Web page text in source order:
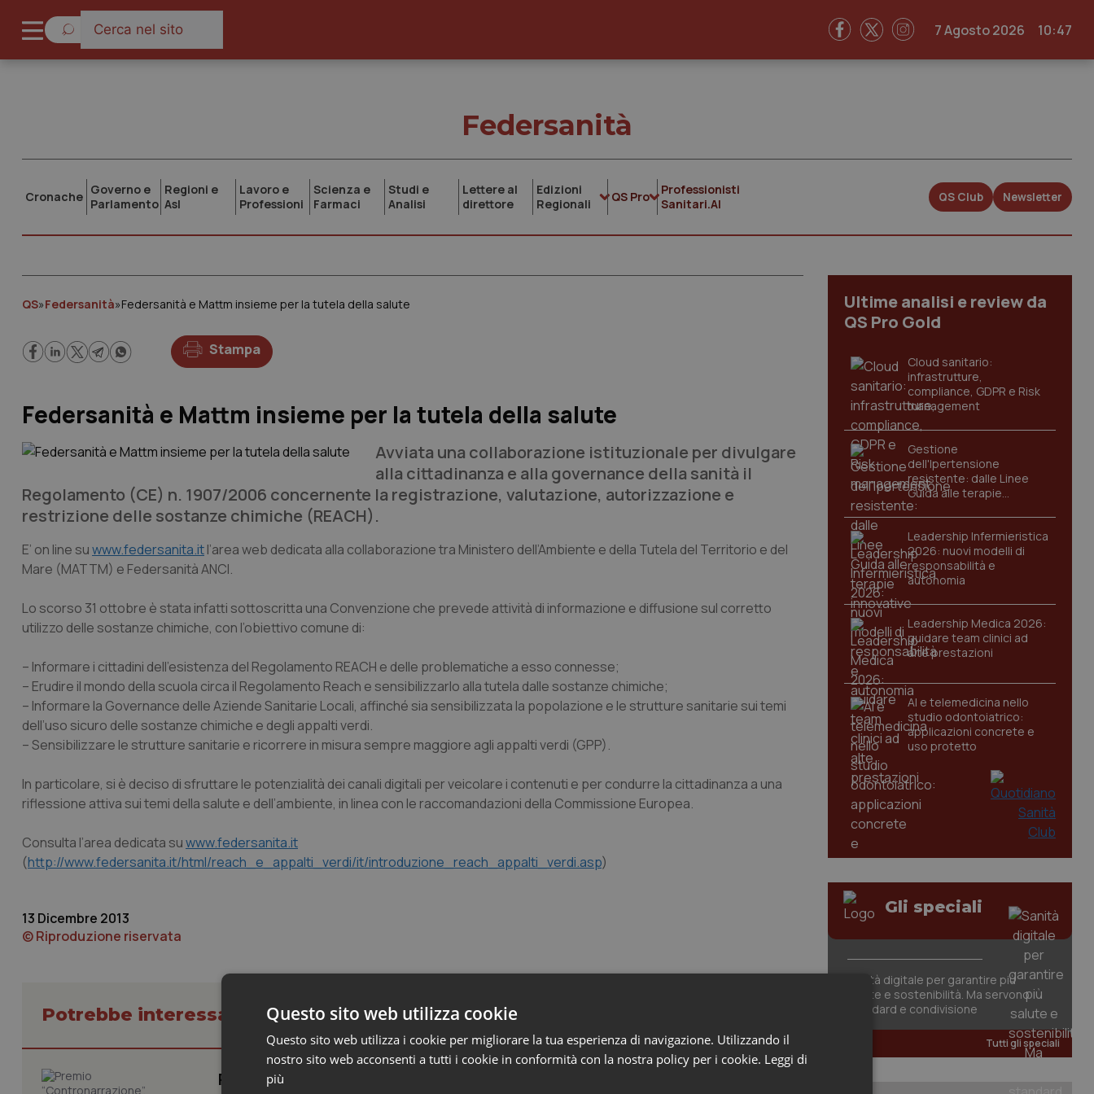
7 Agosto 2026 10:47
Federsanità
Cronache Governo e
Parlamento
Regioni e
Asl
Lavoro e
Professioni
Scienza e
Farmaci
Studi e
Analisi
Lettere al
direttore
Edizioni
Regionali
QS Pro
Professionisti
Sanitari.AI
QS Club Newsletter
QS»Federsanità»Federsanità e Mattm insieme per la tutela della salute
Stampa
Federsanità e Mattm insieme per la tutela della salute
Avviata una collaborazione istituzionale per divulgare
alla cittadinanza e alla governance della sanità il
Regolamento (CE) n. 1907/2006 concernente la registrazione, valutazione, autorizzazione e
restrizione delle sostanze chimiche (REACH).
E’ on line suwww.federsanita.itl’area web dedicata alla collaborazione tra Ministero dell’Ambiente e della Tutela del Territorio e del
Mare (MATTM) e Federsanità ANCI.
Lo scorso 31 ottobre è stata infatti sottoscritta una Convenzione che prevede attività di informazione e diffusione sul corretto
utilizzo delle sostanze chimiche, con l’obiettivo comune di:
– Informare i cittadini dell’esistenza del Regolamento REACH e delle problematiche a esso connesse;
– Erudire il mondo della scuola circa il Regolamento Reach e sensibilizzarlo alla tutela dalle sostanze chimiche;
– Informare la Governance delle Aziende Sanitarie Locali, affinché sia sensibilizzata la popolazione e le strutture sanitarie sui temi
dell’uso sicuro delle sostanze chimiche e degli appalti verdi.
– Sensibilizzare le strutture sanitarie e ricorrere in misura sempre maggiore agli appalti verdi (GPP).
In particolare, si è deciso di sfruttare le potenzialità dei canali digitali per veicolare i contenuti e per condurre la cittadinanza a una
riflessione attiva sui temi della salute e dell’ambiente, in linea con le raccomandazioni della Commissione Europea.
Consulta l’area dedicata suwww.federsanita.it
(http://www.federsanita.it/html/reach_e_appalti_verdi/it/introduzione_reach_appalti_verdi.asp)
13 Dicembre 2013
© Riproduzione riservata
Potrebbe interessarti in Federsanità
Premio “Contronarrazione”. Federsanità lancia la prima edizione
Ultime analisi e review da
QS Pro Gold
Cloud sanitario:
infrastrutture,
compliance, GDPR e Risk
management
Gestione
dell'Ipertensione
resistente: dalle Linee
Guida alle terapie
innovative
Leadership Infermieristica
2026: nuovi modelli di
responsabilità e
autonomia
Leadership Medica 2026:
guidare team clinici ad
alte prestazioni
AI e telemedicina nello
studio odontoiatrico:
applicazioni concrete e
uso protetto
Gli speciali
Sanità digitale per garantire più
salute e sostenibilità. Ma servono
standard e condivisione
Tutti gli speciali
Questo sito web utilizza cookie
Questo sito web utilizza i cookie per migliorare la tua esperienza di navigazione. Utilizzando il
nostro sito web acconsenti a tutti i cookie in conformità con la nostra policy per i cookie. Leggi di
più